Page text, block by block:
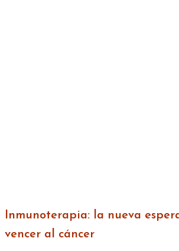
Inmunoterapia: la nueva
vencer al cáncer